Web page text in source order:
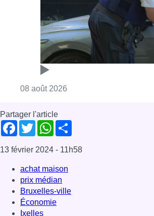
08 août 2026
Partager l'article
Facebook
TwitterWhatsApp
13 février 2024 - 11h58
achat maison
prix médian
Bruxelles-ville
Économie
Ixelles